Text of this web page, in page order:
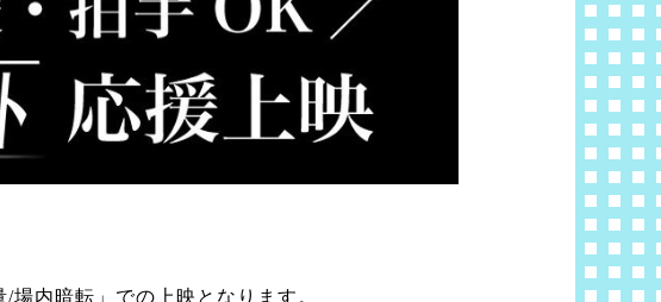
内暗転」での上映となります。